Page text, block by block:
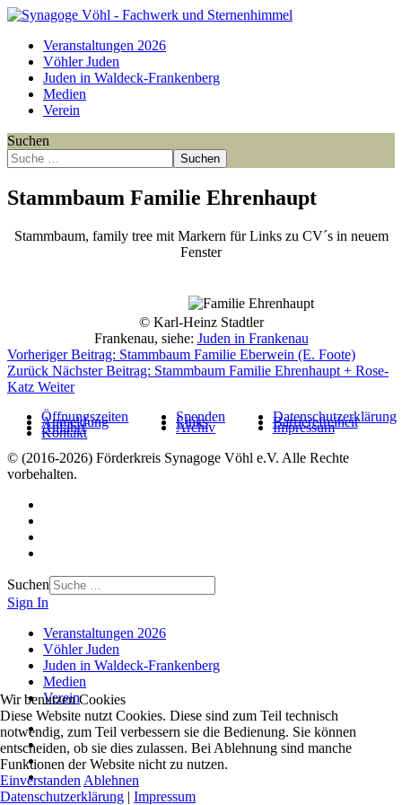
Veranstaltungen 2026
Vöhler Juden
Juden in Waldeck-Frankenberg
Medien
Verein
Suchen
Suchen
Stammbaum Familie Ehrenhaupt
Stammbaum, family tree mit Markern für Links zu CV´s in neuem
Fenster
© Karl-Heinz Stadtler
Frankenau, siehe: Juden in Frankenau
Vorheriger Beitrag: Stammbaum Familie Eberwein (E. Foote)
Zurück Nächster Beitrag: Stammbaum Familie Ehrenhaupt + Rose-
Katz Weiter
Öffnungszeiten
Anmeldung
Anfahrt
Kontakt
Spenden
Links
Archiv
Datenschutzerklärung
Barrierefreiheit
Impressum
© (2016-2026) Förderkreis Synagoge Vöhl e.V. Alle Rechte
vorbehalten.
Suchen
Sign In
Veranstaltungen 2026
Vöhler Juden
Juden in Waldeck-Frankenberg
Medien
Verein
Wir benutzen Cookies
Diese Website nutzt Cookies. Diese sind zum Teil technisch
notwendig, zum Teil verbessern sie die Bedienung. Sie können
entscheiden, ob sie dies zulassen. Bei Ablehnung sind manche
Funktionen der Website nicht zu nutzen.
Einverstanden Ablehnen
Datenschutzerklärung | Impressum